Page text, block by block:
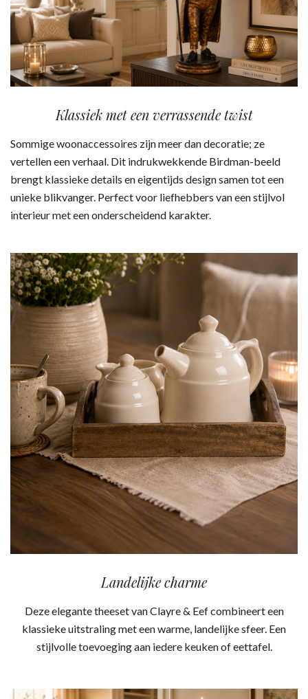
Klassiek met een verrassende twist
Sommige woonaccessoires zijn meer dan decoratie; ze
vertellen een verhaal. Dit indrukwekkende Birdman-beeld
brengt klassieke details en eigentijds design samen tot een
unieke blikvanger. Perfect voor liefhebbers van een stijlvol
interieur met een onderscheidend karakter.
Landelijke charme
Deze elegante theeset van Clayre & Eef combineert een
klassieke uitstraling met een warme, landelijke sfeer. Een
stijlvolle toevoeging aan iedere keuken of eettafel.